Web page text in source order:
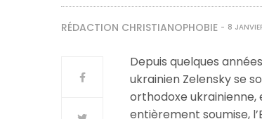
RÉDACTION CHRISTIANOPHOBIE 8
Depuis quelques
ukrainien Zelensky se
orthodoxe
entièrement soumise,